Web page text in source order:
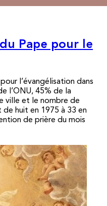
Pape pour le
l’évangélisation dans
l’ONU, 45% de la
ville et le nombre de
huit en 1975 à 33 en
de prière du mois